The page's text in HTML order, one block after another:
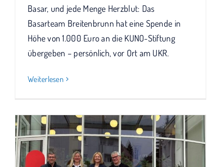
Basar, und jede Menge Herzblut: Das
Basarteam Breitenbrunn hat eine Spende in
Höhe von 1.000 Euro an die KUNO-Stiftung
übergeben – persönlich, vor Ort am UKR.
Weiterlesen